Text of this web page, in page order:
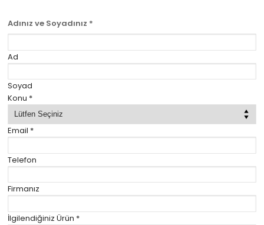
Adınız ve Soyadınız *
Ad
Soyad
Konu *
Email *
Telefon
Firmanız
İlgilendiğiniz Ürün *